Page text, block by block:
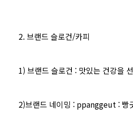
2. 브랜드 슬로건/카피
1) 브랜드 슬로건 : 맛있는 건강을
2)브랜드 네이밍 : ppanggeut : 빵